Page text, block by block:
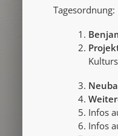
Tagesordnung:
Infos
Infos